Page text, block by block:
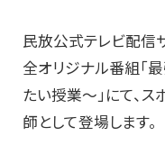
民放公式テレビ配信
全オリジナル番組「
たい授業～」にて、
師として登場します。